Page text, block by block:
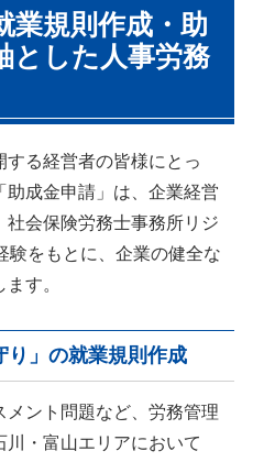
細かくチェックしていき、問題
となっていること、問題となり
得ることを浮き彫りにしていき
ます。そのうえで、見えてきた
り組まないことによるリスクな
どを確認していきます。もちろ
ん、浮き彫りになった問題点に
対してい、どのように予防策を
せていただき、問題を未然に防
ぐサポートをさせていただきま
す。
業規則作成・助
とした人事労務
る経営者の皆様にとっ
成金申請」は、企業経営
会保険労務士事務所リジ
験をもとに、企業の健全な
す。
り」の就業規則作成
ント問題など、労務管理
・富山エリアにおいて